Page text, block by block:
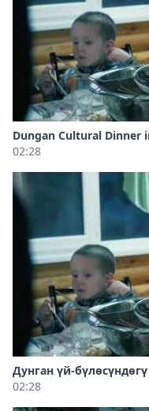
Dungan Cultural Dinner
02:28
Дунган үй-
02:28